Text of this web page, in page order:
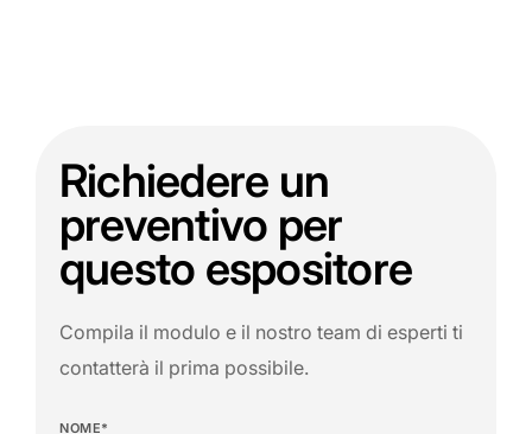
Richiedere un
preventivo per
questo espositore
Compila il modulo e il nostro team di esperti ti
contatterà il prima possibile.
NOME*